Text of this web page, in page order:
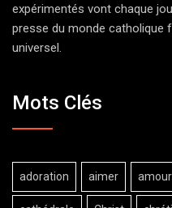
expérimentés vont chaque
presse du monde catholique
universel.
Mots Clés
adoration aimer amour